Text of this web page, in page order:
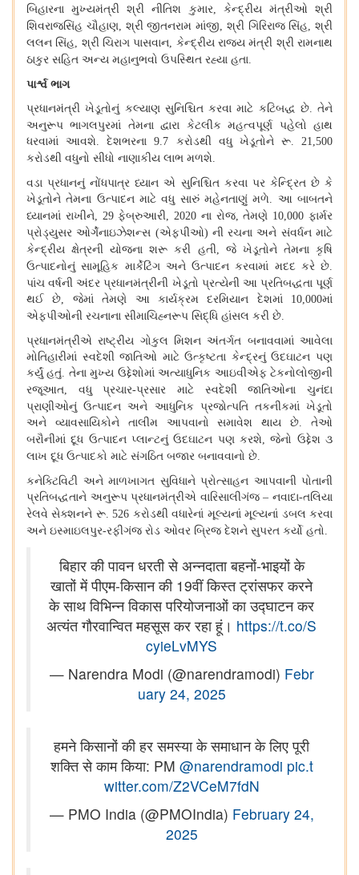
બિહારના મુખ્યમંત્રી શ્રી નીતિશ કુમાર, કેન્દ્રીય મંત્રીઓ શ્રી
શિવરાજસિંહ ચૌહાણ, શ્રી જીતનરામ માંજી, શ્રી ગિરિરાજ સિંહ, શ્રી
લલન સિંહ, શ્રી ચિરાગ પાસવાન, કેન્દ્રીય રાજ્ય મંત્રી શ્રી રામનાથ
ઠાકુર સહિત અન્ય મહાનુભવો ઉપસ્થિત રહ્યા હતા.
પાર્શ્વભાગ
પ્રધાનમંત્રી ખેડૂતોનું કલ્યાણ સુનિશ્ચિત કરવા માટે કટિબદ્ધ છે. તેને
અનુરૂપ ભાગલપુરમાં તેમના દ્વારા કેટલીક મહત્વપૂર્ણ પહેલો હાથ
ધરવામાં આવશે.દેશભરના9.7 કરોડથી વધુ ખેડૂતોને રૂ. 21,500
કરોડથી વધુનો સીધો નાણાકીય લાભ મળશે.
વડા પ્રધાનનું નોંધપાત્ર ધ્યાન એ સુનિશ્ચિત કરવા પર કેન્દ્રિત છે કે
ખેડૂતોને તેમના ઉત્પાદન માટે વધુ સારું મહેનતાણું મળે. આ બાબતને
ધ્યાનમાં રાખીને, 29ફેબ્રુઆરી, 2020 ના રોજ,તેમણે 10,000ફાર્મર
પ્રોડ્યુસર ઓર્ગેનાઇઝેશન્સ (એફપીઓ) ની રચના અને સંવર્ધન માટે
કેન્દ્રીય ક્ષેત્રની યોજના શરૂ કરી હતી, જે ખેડૂતોને તેમના કૃષિ
ઉત્પાદનોનું સામૂહિક માર્કેટિંગ અને ઉત્પાદન કરવામાં મદદ કરે છે.
પાંચ વર્ષની અંદર પ્રધાનમંત્રીની ખેડૂતો પ્રત્યેની આ પ્રતિબદ્ધતા પૂર્ણ
થઈ છે, જેમાં તેમણે આ કાર્યક્રમ દરમિયાન દેશમાં 10,000માં
એફપીઓની રચનાના સીમાચિહ્નરૂપ સિદ્ધિ હાંસલ કરી છે.
પ્રધાનમંત્રીએ રાષ્ટ્રીય ગોકુલ મિશન અંતર્ગત બનાવવામાં આવેલા
મોતિહારીમાં સ્વદેશી જાતિઓ માટે ઉત્કૃષ્ટતા કેન્દ્રનું ઉદઘાટન પણ
કર્યું હતું. તેના મુખ્ય ઉદ્દેશોમાં અત્યાધુનિક આઇવીએફ ટેકનોલોજીની
રજૂઆત, વધુ પ્રચાર-પ્રસાર માટે સ્વદેશી જાતિઓના ચુનંદા
પ્રાણીઓનું ઉત્પાદન અને આધુનિક પ્રજોત્પતિ તકનીકમાં ખેડૂતો
અને વ્યાવસાયિકોને તાલીમ આપવાનો સમાવેશ થાય છે.તેઓ
બરૌનીમાં દૂધ ઉત્પાદન પ્લાન્ટનું ઉદઘાટન પણ કરશે,જેનો ઉદ્દેશ ૩
લાખ દૂધ ઉત્પાદકો માટે સંગઠિત બજાર બનાવવાનો છે.
કનેક્ટિવિટી અને માળખાગત સુવિધાને પ્રોત્સાહન આપવાની પોતાની
પ્રતિબદ્ધતાને અનુરૂપ પ્રધાનમંત્રીએ વારિસાલીગંજ–નવાદા-તલિયા
રેલવે સેક્શનને રૂ. 526 કરોડથી વધારેનાં મૂલ્યનાં મૂલ્યનાં ડબલ કરવા
અને ઇસ્માઇલપુર-રફીગંજ રોડ ઓવર બ્રિજ દેશને સુપરત કર્યો હતો.
बिहार की पावन धरती से अन्नदाता बहनों-भाइयों के
खातों में पीएम-किसान की 19वीं किस्त ट्रांसफर करने
के साथ विभिन्न विकास परियोजनाओं का उद्घाटन कर
अत्यंत गौरवान्वित महसूस कर रहा हूं। https://t.co/S
cyieLvMYS
— Narendra Modi (@narendramodi) Febr
uary 24, 2025
हमने किसानों की हर समस्या के समाधान के लिए पूरी
शक्ति से काम किया: PM @narendramodi pic.t
witter.com/Z2VCeM7fdN
— PMO India (@PMOIndia) February 24,
2025